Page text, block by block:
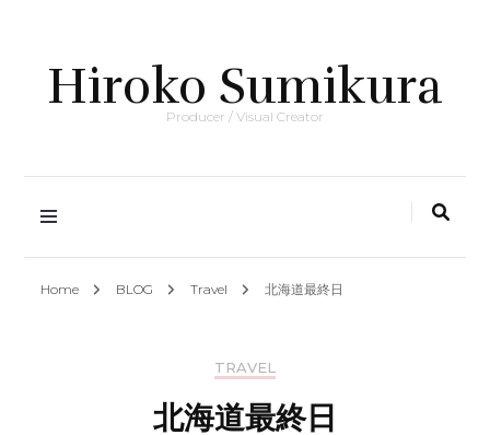
Hiroko Sumikura
Producer / Visual Creator
Home BLOG Travel 北海道最終日
TRAVEL
北海道最終日